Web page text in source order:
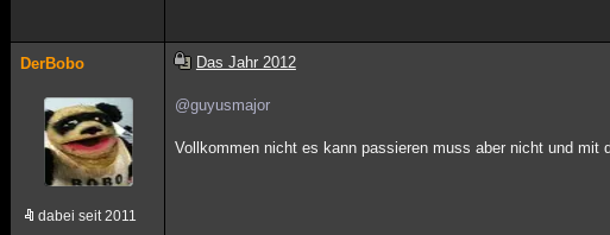
DerBobo
dabei seit 2011
Das Jahr 2012
@guyusmajor
Vollkommen nicht es kann passieren muss aber nicht und mit